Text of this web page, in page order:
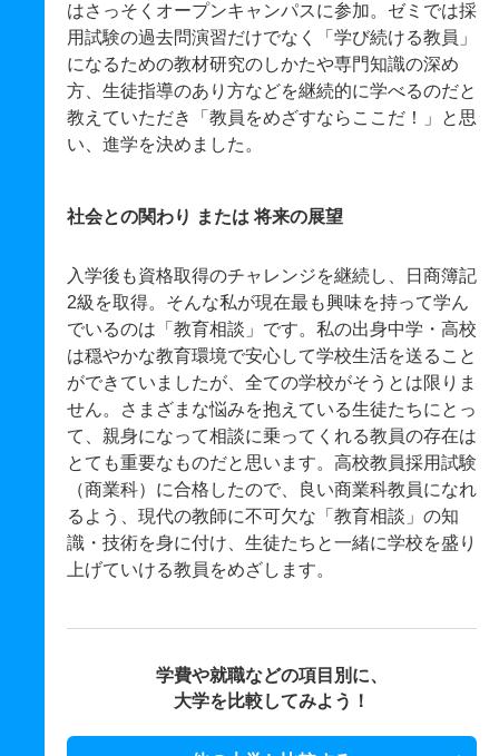
はさっそくオープンキャンパスに参加。ゼミでは採
用試験の過去問演習だけでなく「学び続ける教員」
になるための教材研究のしかたや専門知識の深め
方、生徒指導のあり方などを継続的に学べるのだと
教えていただき「教員をめざすならここだ！」と思
い、進学を決めました。
社会との関わり または 将来の展望
入学後も資格取得のチャレンジを継続し、日商簿記
2級を取得。そんな私が現在最も興味を持って学ん
でいるのは「教育相談」です。私の出身中学・高校
は穏やかな教育環境で安心して学校生活を送ること
ができていましたが、全ての学校がそうとは限りま
せん。さまざまな悩みを抱えている生徒たちにとっ
て、親身になって相談に乗ってくれる教員の存在は
とても重要なものだと思います。高校教員採用試験
（商業科）に合格したので、良い商業科教員になれ
るよう、現代の教師に不可欠な「教育相談」の知
識・技術を身に付け、生徒たちと一緒に学校を盛り
上げていける教員をめざします。
学費や就職などの項目別に、
大学を比較してみよう！